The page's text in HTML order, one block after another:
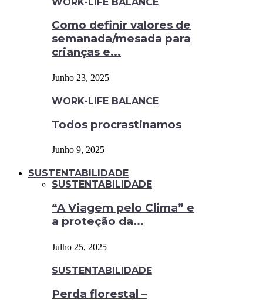
Como definir valores de
semanada/mesada para
crianças e...
Junho 23, 2025
WORK-LIFE BALANCE
Todos procrastinamos
Junho 9, 2025
SUSTENTABILIDADE
SUSTENTABILIDADE
“A Viagem pelo Clima” e
a proteção da...
Julho 25, 2025
SUSTENTABILIDADE
Perda florestal –